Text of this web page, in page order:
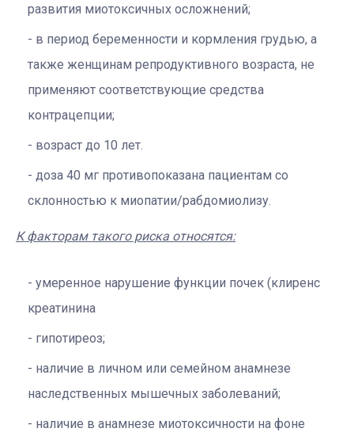
развития миотоксичных осложнений;
в период беременности и кормления грудью, а
также женщинам репродуктивного возраста, не
применяют соответствующие средства
контрацепции;
возраст до 10 лет.
доза 40 мг противопоказана пациентам со
склонностью к миопатии/рабдомиолизу.
К факторам такого риска относятся:
умеренное нарушение функции почек (клиренс
креатинина
гипотиреоз;
наличие в личном или семейном анамнезе
наследственных мышечных заболеваний;
наличие в анамнезе миотоксичности на фоне